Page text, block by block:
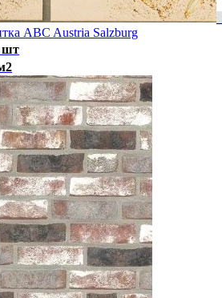
ABC Austria Salzburg
шт